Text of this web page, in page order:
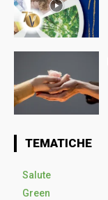
TEMATICHE
Salute
Green